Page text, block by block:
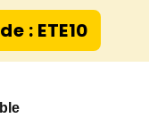
: ETE10